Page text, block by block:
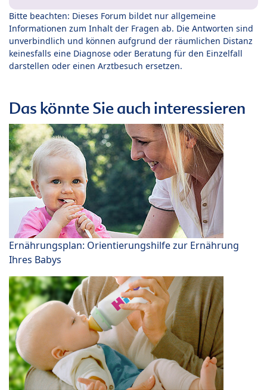
Bitte beachten: Dieses Forum bildet nur allgemeine
Informationen zum Inhalt der Fragen ab. Die Antworten sind
unverbindlich und können aufgrund der räumlichen Distanz
keinesfalls eine Diagnose oder Beratung für den Einzelfall
darstellen oder einen Arztbesuch ersetzen.
Das könnte Sie auch interessieren
Ernährungsplan: Orientierungshilfe zur Ernährung
Ihres Babys